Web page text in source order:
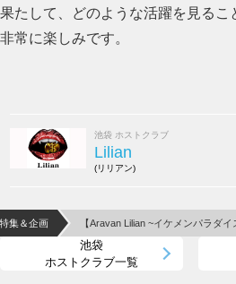
果たして、どのような活躍を見るこ
非常に楽しみです。
池袋 ホストクラブ
Lilian
(リリアン)
集＆企画 【Aravan Lilian ~イケメンパラダ
池袋
ホストクラブ一覧